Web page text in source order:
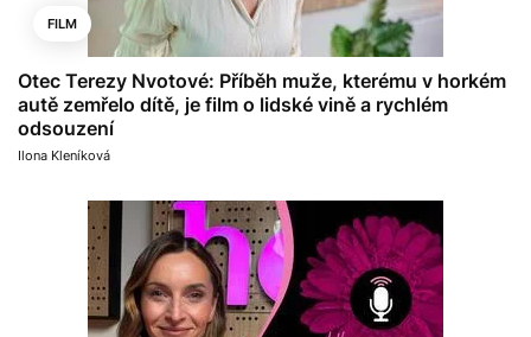
FILM
Otec Terezy Nvotové: Příběh muže, kterému v horkém
autě zemřelo dítě, je film o lidské vině a rychlém
odsouzení
Ilona Kleníková